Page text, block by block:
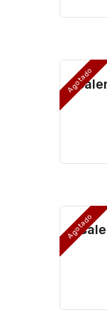
Agotado
Agotado